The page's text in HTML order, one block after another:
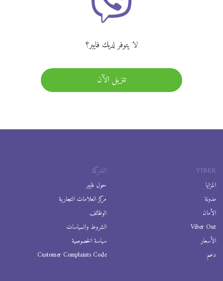
لا يتوفر لديك فايبر؟
تنزيل الآن
VIBER
المزايا
مدونة
الأمان
Viber Out
الأسعار
دعم
الشركة
حول فايبر
مركز العلامات التجارية
الوظائف
الشروط والسياسات
سياسة الخصوصية
Customer Complaints Code